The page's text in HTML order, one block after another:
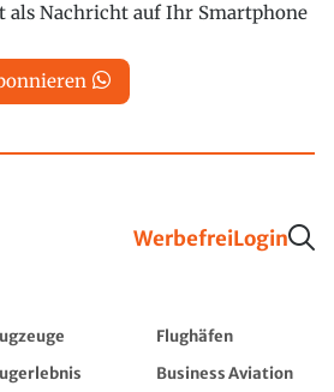
als Nachricht auf Ihr Smartphone
WerbefreiLogin
Flughäfen
Business Aviation